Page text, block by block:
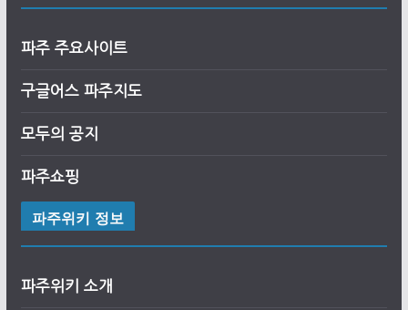
파주 주요사이트
구글어스 파주지도
모두의 공지
파주쇼핑
파주위키 정보
파주위키 소개